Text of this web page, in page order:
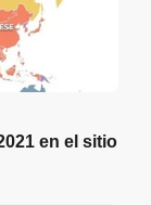
en el sitio